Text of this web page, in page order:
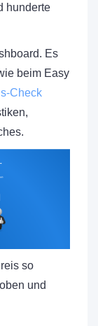
hunderte
Es
beim Easy
Check
so
und